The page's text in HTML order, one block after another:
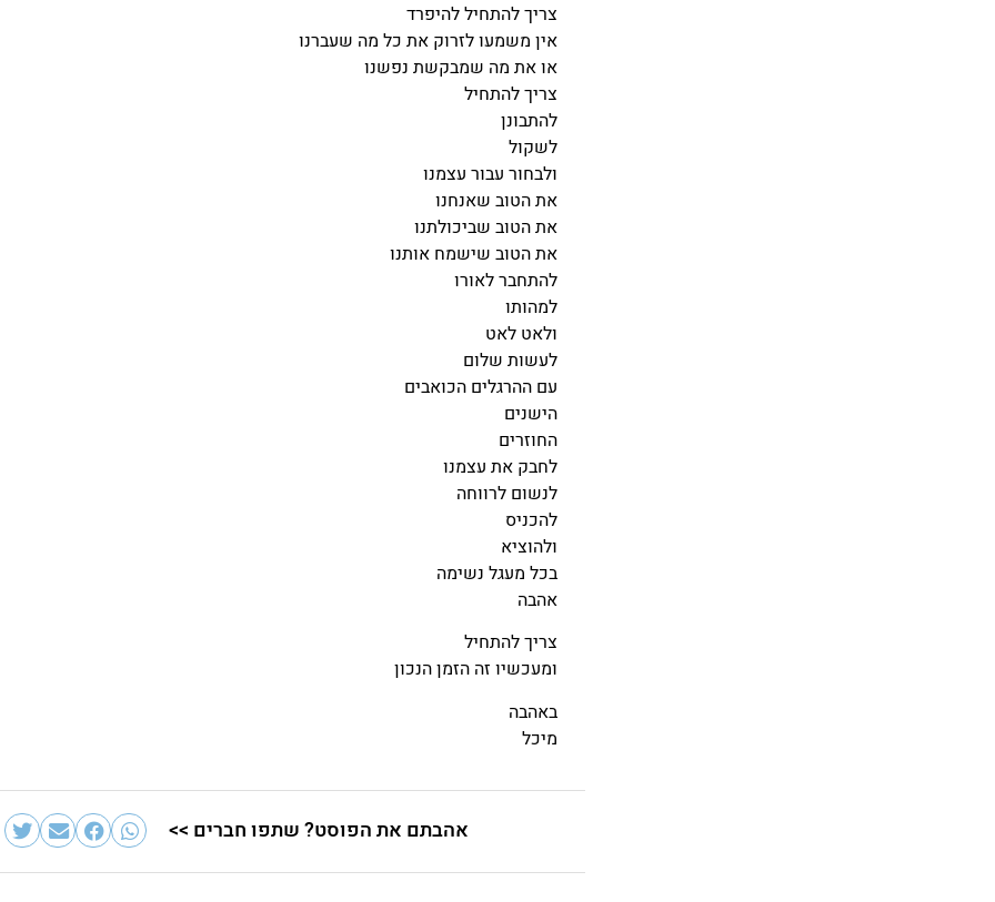
צריך להתחיל להיפרד
אין משמעו לזרוק את כל מה שעברנו
או את מה שמבקשת נפשנו
צריך להתחיל
להתבונן
לשקול
ולבחור עבור עצמנו
את הטוב שאנחנו
את הטוב שביכולתנו
את הטוב שישמח אותנו
להתחבר לאורו
למהותו
ולאט לאט
לעשות שלום
עם ההרגלים הכואבים
הישנים
החוזרים
לחבק את עצמנו
לנשום לרווחה
להכניס
ולהוציא
בכל מעגל נשימה
אהבה
צריך להתחיל
ומעכשיו זה הזמן הנכון
באהבה
מיכל
אהבתם את הפוסט? שתפו חברים >>